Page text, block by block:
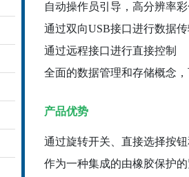
自动操作员引导，高分辨率
通过双向USB接口进行数据传
通过远程接口进行直接控制
全面的数据管理和存储概念
产品优势
通过旋转开关、直接选择按
作为一种集成的由橡胶保护